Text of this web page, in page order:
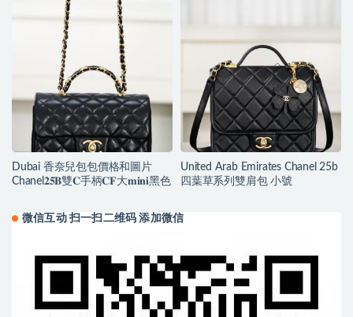
Dubai 香奈兒包包價格和圖片
Chanel𝟐𝟓𝐁雙𝐂手柄𝐂𝐅大𝐦𝐢𝐧𝐢黑色
United Arab Emirates Chanel 25b
四葉草系列雙肩包 小號
微信互动 扫一扫二维码 添加微信